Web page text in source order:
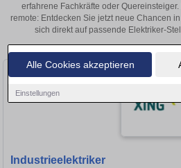
Alle Cookies akzeptieren
Einstellungen
erfahrene Fachkräfte oder
remote: Entdecken Sie jetzt neue Chancen
sich direkt auf passende Elektriker-
Industrieelektriker